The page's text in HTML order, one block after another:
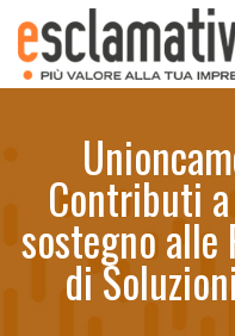
Contributi
sostegno alle
di